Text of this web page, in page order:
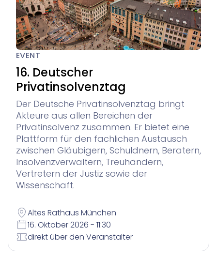
EVENT
16. Deutscher
Privatinsolvenztag
Der Deutsche Privatinsolvenztag bringt
Akteure aus allen Bereichen der
Privatinsolvenz zusammen. Er bietet eine
Plattform für den fachlichen Austausch
zwischen Gläubigern, Schuldnern, Beratern,
Insolvenzverwaltern, Treuhändern,
Vertretern der Justiz sowie der
Wissenschaft.
Altes Rathaus München
16. Oktober 2026 - 11:30
direkt über den Veranstalter